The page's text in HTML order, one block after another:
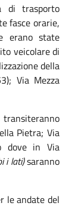
di trasporto
fasce orarie,
erano state
veicolare di
della
Via Mezza
transiteranno
Pietra; Via
dove in Via
i lati)saranno
le andate del